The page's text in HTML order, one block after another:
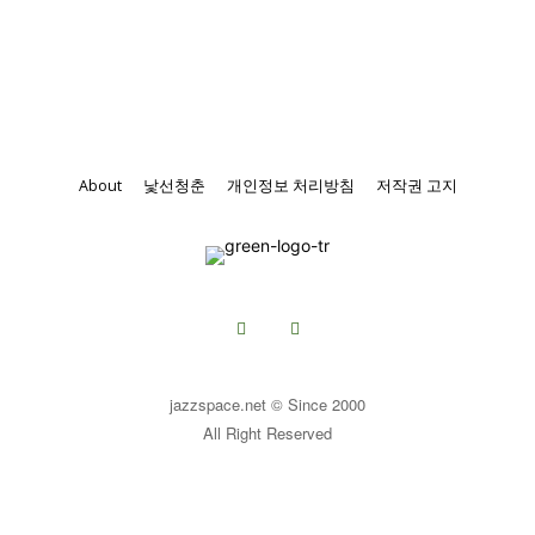
About 낯선청춘 개인정보 처리방침 저작권 고지
jazzspace.net © Since 2000
All Right Reserved